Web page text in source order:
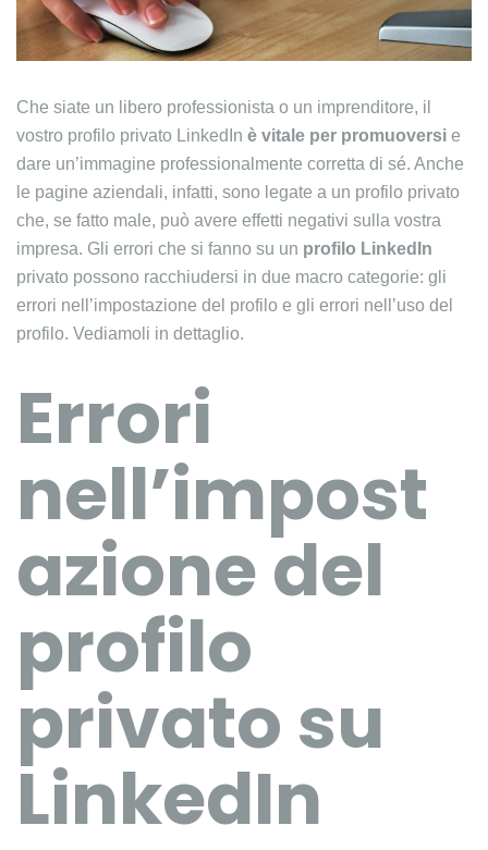
Che siate un libero professionista o un imprenditore, il
vostro profilo privato LinkedIn è vitale per promuoversi e
dare un’immagine professionalmente corretta di sé. Anche
le pagine aziendali, infatti, sono legate a un profilo privato
che, se fatto male, può avere effetti negativi sulla vostra
impresa. Gli errori che si fanno su un profilo LinkedIn
privato possono racchiudersi in due macro categorie: gli
errori nell’impostazione del profilo e gli errori nell’uso del
profilo. Vediamoli in dettaglio.
Errori
nell’impost
azione del
profilo
privato su
LinkedIn